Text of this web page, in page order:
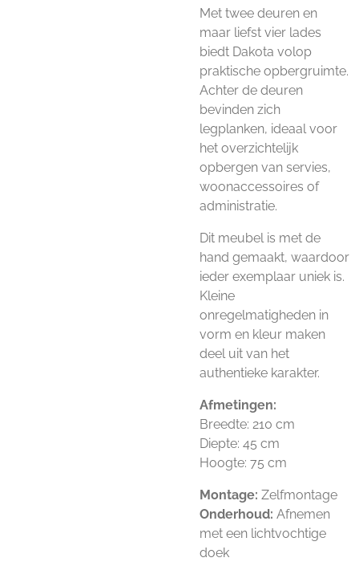
Met twee deuren en
maar liefst vier lades
biedt Dakota volop
praktische opbergruimte.
Achter de deuren
bevinden zich
legplanken, ideaal voor
het overzichtelijk
opbergen van servies,
woonaccessoires of
administratie.
Dit meubel is met de
hand gemaakt, waardoor
ieder exemplaar uniek is.
Kleine
onregelmatigheden in
vorm en kleur maken
deel uit van het
authentieke karakter.
Afmetingen:
Breedte: 210 cm
Diepte: 45 cm
Hoogte: 75 cm
Montage: Zelfmontage
Onderhoud: Afnemen
met een lichtvochtige
doek